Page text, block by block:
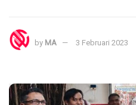
by MA 3 Februari 2023